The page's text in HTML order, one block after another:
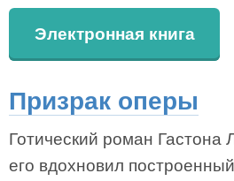
Электронная книга
Призрак оперы
Готический роман Гастона
его вдохновил